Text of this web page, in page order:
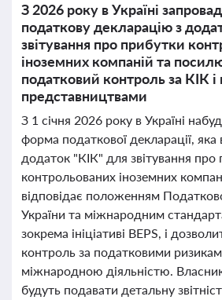
З 2026 року в Україні
податкову декларацію з
звітування про прибутки
іноземних компаній та
податковий контроль за КІК
представництвами
З 1 січня 2026 року в Україні
форма податкової декларації,
додаток "КІК" для звітування про
контрольованих іноземних
відповідає положенням
України та міжнародним
зокрема ініціативі BEPS, і
контроль за податковими
міжнародною діяльністю.
будуть подавати детальну